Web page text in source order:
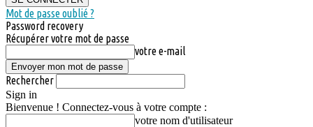
Mot de passe oublié ?
Password recovery
Récupérer votre mot de passe
votre e-mail
Rechercher
Sign in
Bienvenue ! Connectez-vous à votre compte :
votre nom d'utilisateur